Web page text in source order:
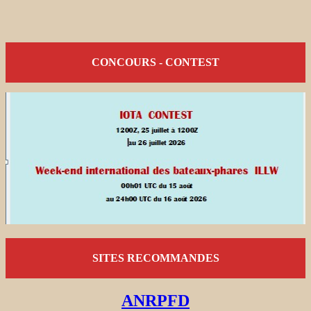
CONCOURS - CONTEST
SITES RECOMMANDES
ANRPFD